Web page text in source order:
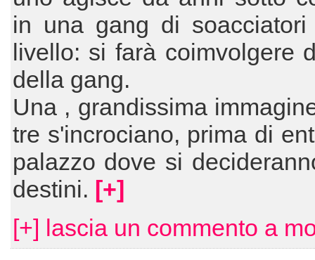
in una gang di
livello: si farà coimvolgere
della gang.
Una , grandissima
tre s'incrociano, prima di
palazzo dove si
destini. [+]
[+] lascia un commento a